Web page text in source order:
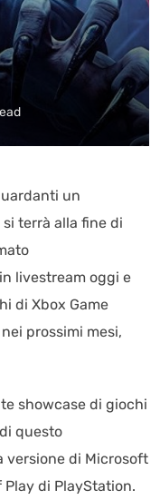
un
terrà alla fine di
livestream oggi e
di Xbox Game
prossimi mesi,
showcase di giochi
questo
versione di Microsoft
di PlayStation.